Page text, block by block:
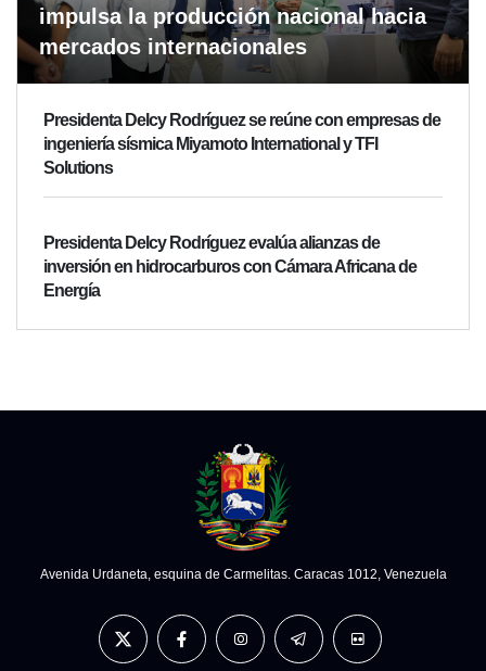
impulsa la producción nacional hacia
mercados internacionales
Presidenta Delcy Rodríguez se reúne con empresas de
ingeniería sísmica Miyamoto International y TFI
Solutions
Presidenta Delcy Rodríguez evalúa alianzas de
inversión en hidrocarburos con Cámara Africana de
Energía
Avenida Urdaneta, esquina de Carmelitas. Caracas 1012, Venezuela